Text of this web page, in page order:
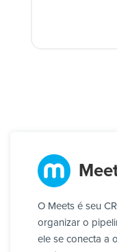
O Meets é seu
organizar o
ele se conecta a